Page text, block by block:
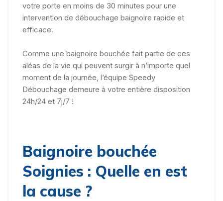
votre porte en moins de 30 minutes pour une
intervention de débouchage baignoire rapide et
efficace.
Comme une baignoire bouchée fait partie de ces
aléas de la vie qui peuvent surgir à n’importe quel
moment de la journée, l’équipe Speedy
Débouchage demeure à votre entière disposition
24h/24 et 7j/7 !
Baignoire bouchée
Soignies : Quelle en est
la cause ?